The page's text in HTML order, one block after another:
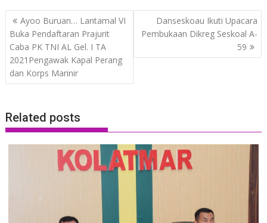
Post
navigation
Ayoo Buruan… Lantamal VI
Buka Pendaftaran Prajurit
Caba PK TNI AL Gel. I TA
2021Pengawak Kapal Perang
dan Korps Marinir
Danseskoau Ikuti Upacara
Pembukaan Dikreg Seskoal A-
59
Related posts